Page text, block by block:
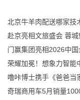
北京牛羊肉配送哪家技
赴京亮相文旅盛会 蓉
门赢集团亮相2026中
荣耀加冕！想象力智能
噜咔博士携手《爸爸当
奇瑞商用车5月销量